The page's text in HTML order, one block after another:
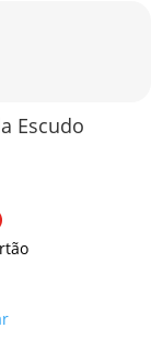
Escudo